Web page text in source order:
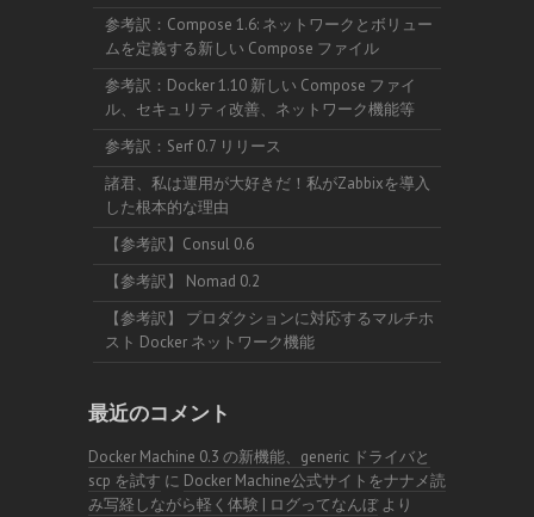
参考訳：Compose 1.6: ネットワークとボリュー
ムを定義する新しい Compose ファイル
参考訳：Docker 1.10 新しい Compose ファイ
ル、セキュリティ改善、ネットワーク機能等
参考訳：Serf 0.7 リリース
諸君、私は運用が大好きだ！私がZabbixを導入
した根本的な理由
【参考訳】Consul 0.6
【参考訳】 Nomad 0.2
【参考訳】 プロダクションに対応するマルチホ
スト Docker ネットワーク機能
最近のコメント
Docker Machine 0.3 の新機能、generic ドライバと
scp を試す に Docker Machine公式サイトをナナメ読
み写経しながら軽く体験 | ログってなんぼより